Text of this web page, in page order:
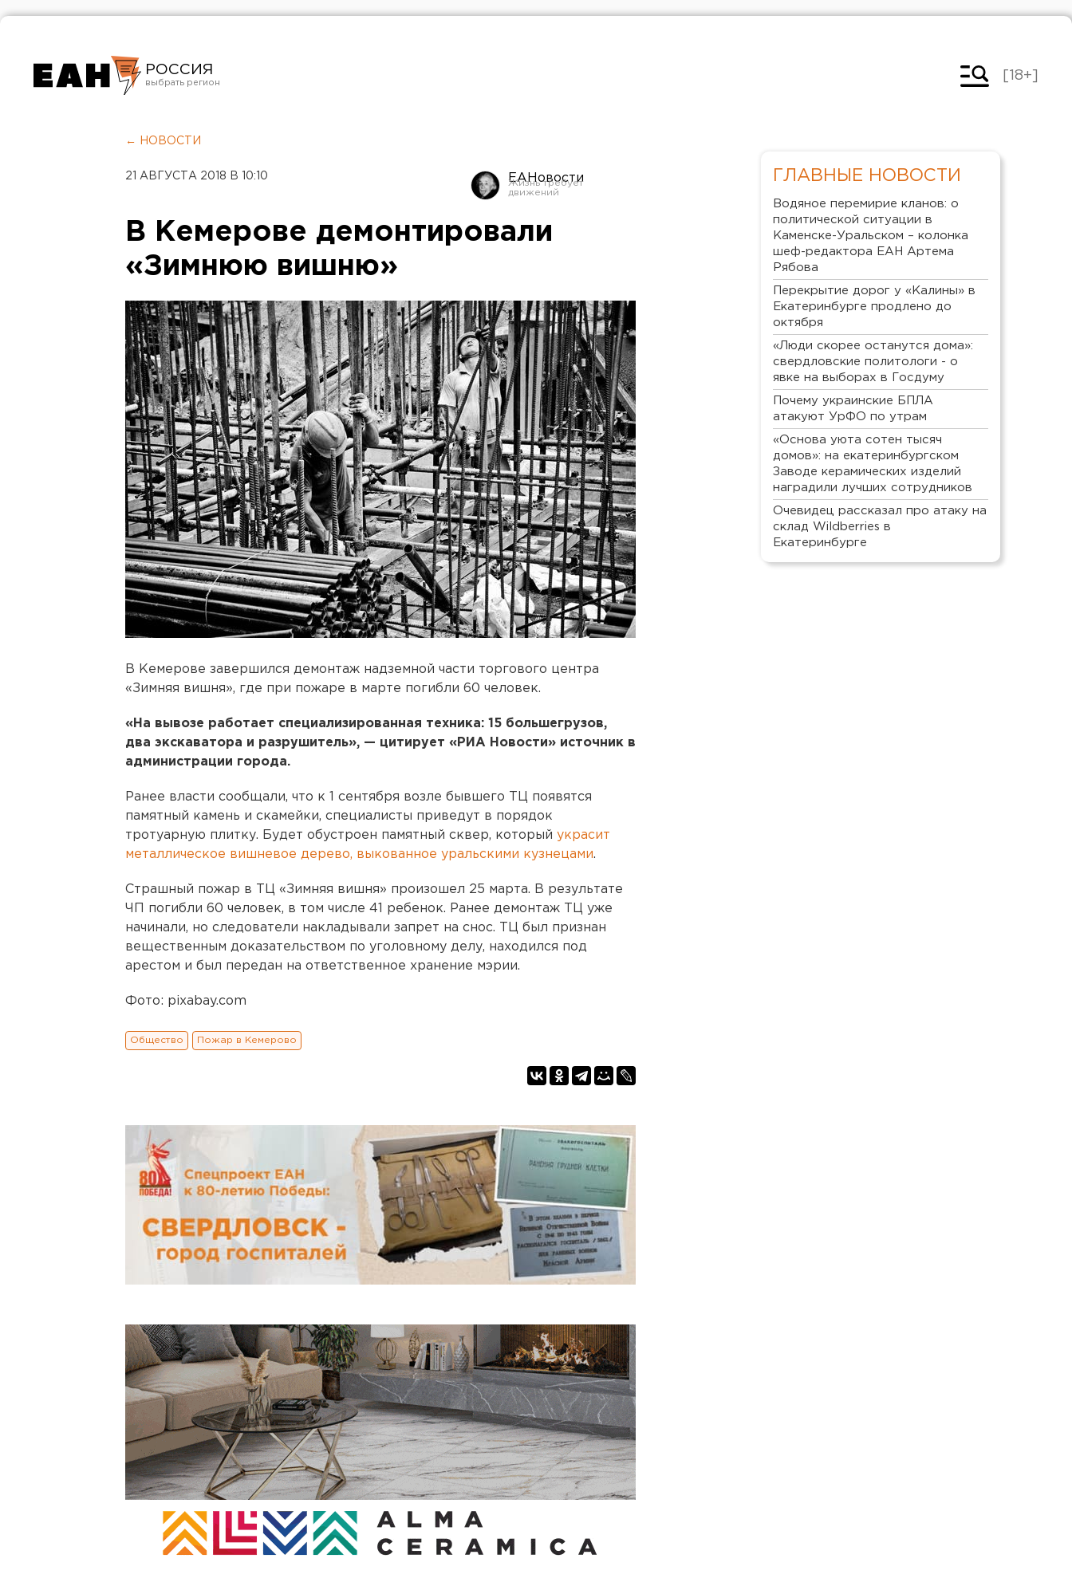
РОССИЯ
Челябинск
[18+]
← НОВОСТИ
21 АВГУСТА 2018 В 10:10 ЕАНовости
В Кемерове демонтировали
«Зимнюю вишню»
В Кемерове завершился демонтаж надземной части торгового центра
«Зимняя вишня», где при пожаре в марте погибли 60 человек.
«На вывозе работает специализированная техника: 15 большегрузов,
два экскаватора и разрушитель», — цитирует «РИА Новости» источник в
администрации города.
Ранее власти сообщали, что к 1 сентября возле бывшего ТЦ появятся
памятный камень и скамейки, специалисты приведут в порядок
тротуарную плитку. Будет обустроен памятный сквер, который украсит
металлическое вишневое дерево, выкованное уральскими кузнецами.
Страшный пожар в ТЦ «Зимняя вишня» произошел 25 марта. В результате
ЧП погибли 60 человек, в том числе 41 ребенок. Ранее демонтаж ТЦ уже
начинали, но следователи накладывали запрет на снос. ТЦ был признан
вещественным доказательством по уголовному делу, находился под
арестом и был передан на ответственное хранение мэрии.
Фото: pixabay.com
Общество Пожар в Кемерово
ГЛАВНЫЕ НОВОСТИ
Водяное перемирие кланов: о
политической ситуации в
Каменске-Уральском – колонка
шеф-редактора ЕАН Артема
Рябова
Перекрытие дорог у «Калины» в
Екатеринбурге продлено до
октября
«Люди скорее останутся дома»:
свердловские политологи - о
явке на выборах в Госдуму
Почему украинские БПЛА
атакуют УрФО по утрам
«Основа уюта сотен тысяч
домов»: на екатеринбургском
Заводе керамических изделий
наградили лучших сотрудников
Очевидец рассказал про атаку на
склад Wildberries в
Екатеринбурге